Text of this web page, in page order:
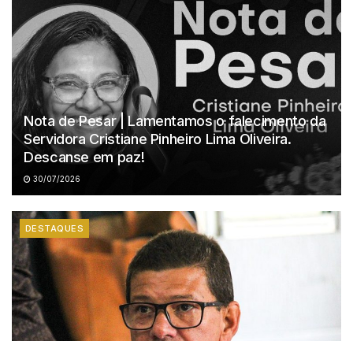
Nota de Pesar | Lamentamos o falecimento da
Servidora Cristiane Pinheiro Lima Oliveira.
Descanse em paz!
30/07/2026
DESTAQUES